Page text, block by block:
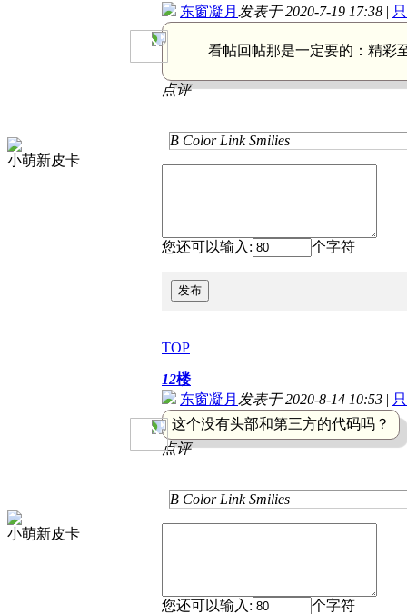
小萌新皮卡
东窗凝月 发表于 2020-7-19 17:38 |
看帖回帖那是一定要的： 精彩
点评
B Color Link Smilies
您还可以输入: 个字符
发布
TOP
小萌新皮卡
12楼
东窗凝月 发表于 2020-8-14 10:53 |
这个没有头部和第三方的代码吗？
点评
B Color Link Smilies
您还可以输入: 个字符